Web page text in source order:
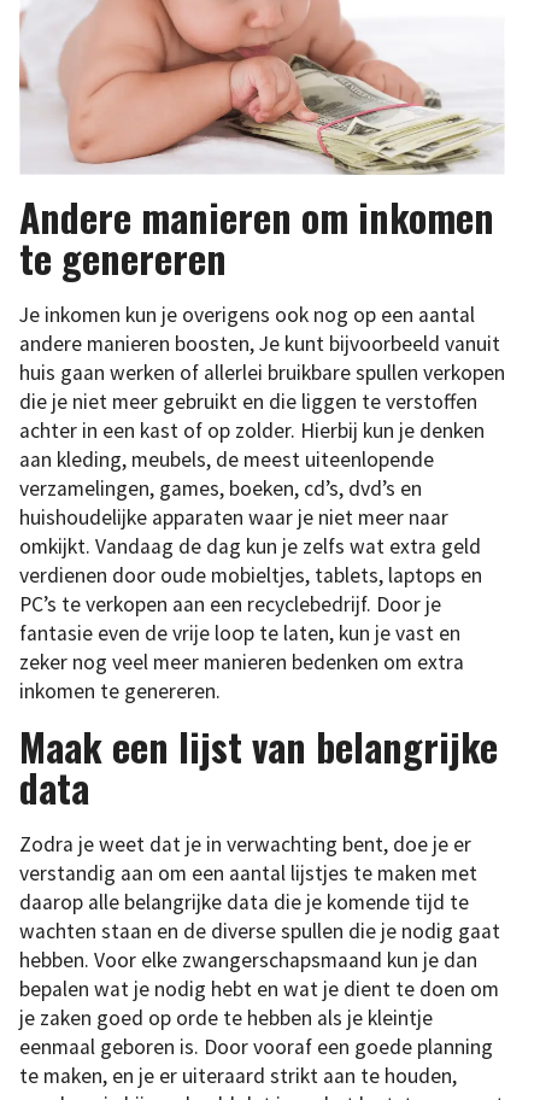
Andere manieren om inkomen
te genereren
Je inkomen kun je overigens ook nog op een aantal
andere manieren boosten, Je kunt bijvoorbeeld vanuit
huis gaan werken of allerlei bruikbare spullen verkopen
die je niet meer gebruikt en die liggen te verstoffen
achter in een kast of op zolder. Hierbij kun je denken
aan kleding, meubels, de meest uiteenlopende
verzamelingen, games, boeken, cd’s, dvd’s en
huishoudelijke apparaten waar je niet meer naar
omkijkt. Vandaag de dag kun je zelfs wat extra geld
verdienen door oude mobieltjes, tablets, laptops en
PC’s te verkopen aan een recyclebedrijf. Door je
fantasie even de vrije loop te laten, kun je vast en
zeker nog veel meer manieren bedenken om extra
inkomen te genereren.
Maak een lijst van belangrijke
data
Zodra je weet dat je in verwachting bent, doe je er
verstandig aan om een aantal lijstjes te maken met
daarop alle belangrijke data die je komende tijd te
wachten staan en de diverse spullen die je nodig gaat
hebben. Voor elke zwangerschapsmaand kun je dan
bepalen wat je nodig hebt en wat je dient te doen om
je zaken goed op orde te hebben als je kleintje
eenmaal geboren is. Door vooraf een goede planning
te maken, en je er uiteraard strikt aan te houden,